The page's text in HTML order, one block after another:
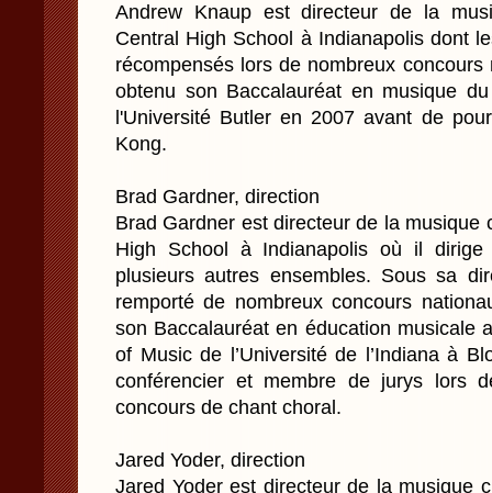
Andrew Knaup est directeur de la
Central High School à Indianapolis dont
récompensés lors de nombreux
obtenu son Baccalauréat en musique
l'Université Butler en 2007 avant de
Kong.
Brad Gardner, direction
Brad Gardner est directeur de la musique
High School à Indianapolis où il
plusieurs autres ensembles. Sous sa
remporté de nombreux concours
son Baccalauréat en éducation musicale
of Music de l’Université de l’Indiana à
conférencier et membre de jurys lors
concours de chant choral.
Jared Yoder, direction
Jared Yoder est directeur de la musique